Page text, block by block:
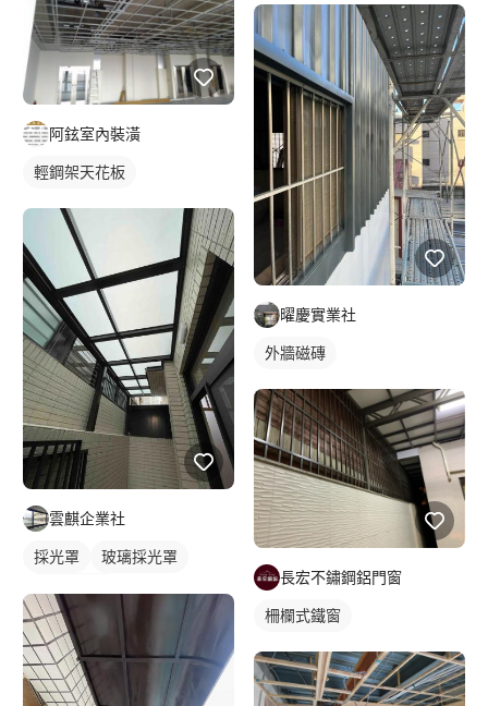
阿鉉室內裝潢
輕鋼架天花板
雲麒企業社
採光罩
玻璃採光罩
曜慶實業社
外牆磁磚
長宏不鏽鋼鋁門窗
柵欄式鐵窗